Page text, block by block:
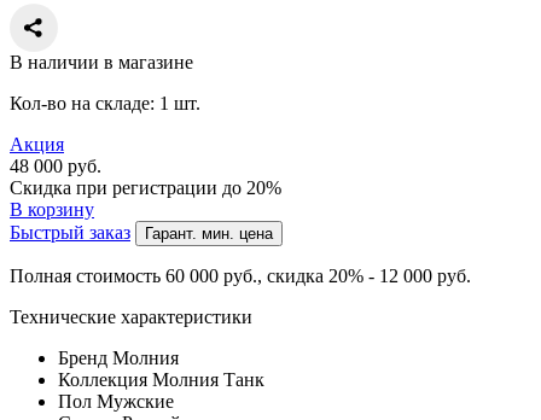
В наличии в магазине
Кол-во на складе: 1 шт.
Акция
48 000 руб.
Скидка при регистрации до 20%
В корзину
Быстрый заказ
Гарант. мин. цена
Полная стоимость 60 000 руб., скидка 20% - 12 000 руб.
Технические характеристики
Бренд Молния
Коллекция Молния Танк
Пол Мужские